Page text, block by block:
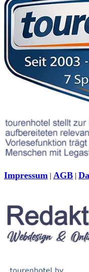
Impressum | AGB |